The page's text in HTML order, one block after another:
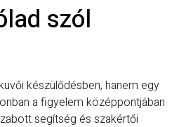
szól
készülődésben, hanem egy
a figyelem középpontjában
segítség és szakértői